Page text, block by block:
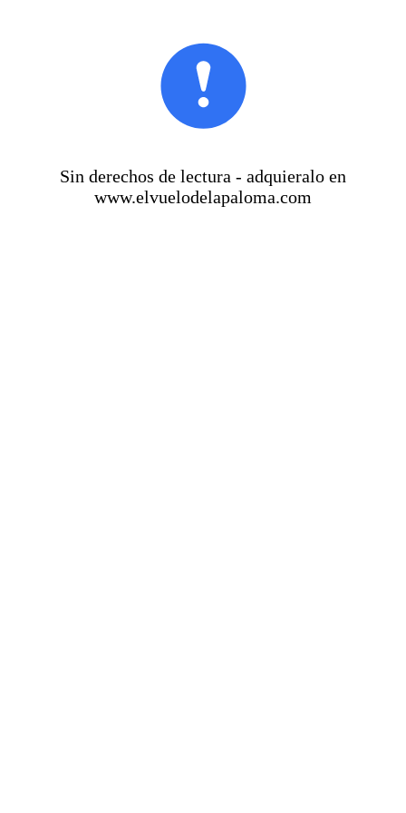
Sin derechos de lectura - adquieralo en
www.elvuelodelapaloma.com